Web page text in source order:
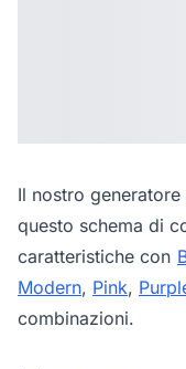
Il nostro
questo schema di
caratteristiche con
Modern, Pink,
combinazioni.